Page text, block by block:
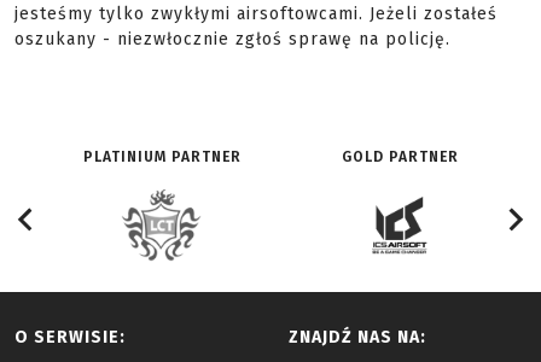
jesteśmy tylko zwykłymi airsoftowcami. Jeżeli zostałeś
oszukany - niezwłocznie zgłoś sprawę na policję.
PLATINIUM PARTNER GOLD PARTNER
O SERWISIE: ZNAJDŹ NAS NA: